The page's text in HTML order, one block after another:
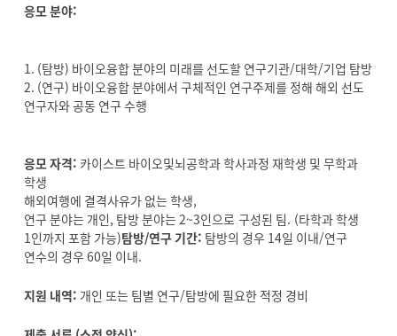
응모 분야:
1. (탐방) 바이오융합 분야의 미래를 선도할 연구기관/대학/기업 탐방
2. (연구) 바이오융합 분야에서 구체적인 연구주제를 정해 해외 선도
연구자와 공동 연구 수행
응모 자격: 카이스트 바이오및뇌공학과 학사과정 재학생 및 무학과
학생
해외여행에 결격사유가 없는 학생,
연구 분야는 개인, 탐방 분야는 2~3인으로 구성된 팀. (타학과 학생
1인까지 포함 가능)탐방/연구 기간: 탐방의 경우 14일 이내/연구
연수의 경우 60일 이내.
지원 내역: 개인 또는 팀별 연구/탐방에 필요한 적정 경비